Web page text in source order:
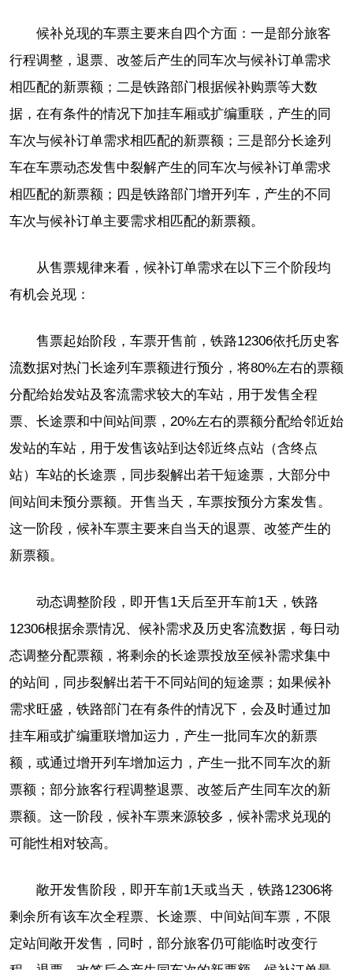
候补兑现的车票主要来自四个方面：一是部分旅客
行程调整，退票、改签后产生的同车次与候补订单需求
相匹配的新票额；二是铁路部门根据候补购票等大数
据，在有条件的情况下加挂车厢或扩编重联，产生的同
车次与候补订单需求相匹配的新票额；三是部分长途列
车在车票动态发售中裂解产生的同车次与候补订单需求
相匹配的新票额；四是铁路部门增开列车，产生的不同
车次与候补订单主要需求相匹配的新票额。
从售票规律来看，候补订单需求在以下三个阶段均
有机会兑现：
售票起始阶段，车票开售前，铁路12306依托历史客
流数据对热门长途列车票额进行预分，将80%左右的票额
分配给始发站及客流需求较大的车站，用于发售全程
票、长途票和中间站间票，20%左右的票额分配给邻近始
发站的车站，用于发售该站到达邻近终点站（含终点
站）车站的长途票，同步裂解出若干短途票，大部分中
间站间未预分票额。开售当天，车票按预分方案发售。
这一阶段，候补车票主要来自当天的退票、改签产生的
新票额。
动态调整阶段，即开售1天后至开车前1天，铁路
12306根据余票情况、候补需求及历史客流数据，每日动
态调整分配票额，将剩余的长途票投放至候补需求集中
的站间，同步裂解出若干不同站间的短途票；如果候补
需求旺盛，铁路部门在有条件的情况下，会及时通过加
挂车厢或扩编重联增加运力，产生一批同车次的新票
额，或通过增开列车增加运力，产生一批不同车次的新
票额；部分旅客行程调整退票、改签后产生同车次的新
票额。这一阶段，候补车票来源较多，候补需求兑现的
可能性相对较高。
敞开发售阶段，即开车前1天或当天，铁路12306将
剩余所有该车次全程票、长途票、中间站间车票，不限
定站间敞开发售，同时，部分旅客仍可能临时改变行